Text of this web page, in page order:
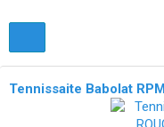
Tennissaite Babolat